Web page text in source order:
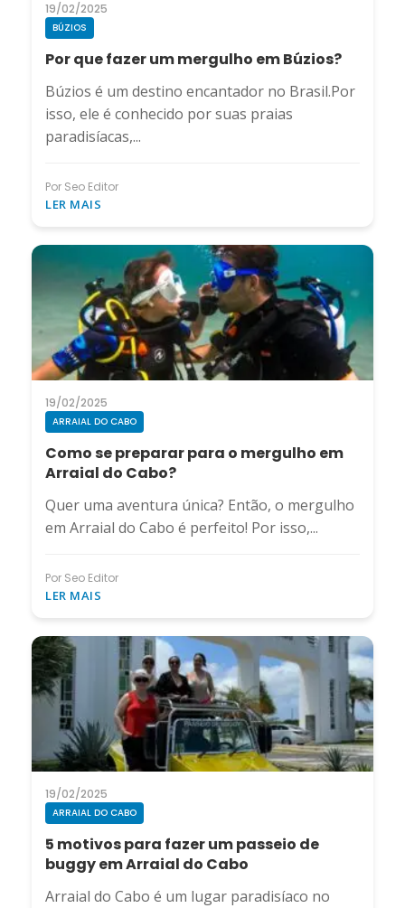
19/02/2025
BÚZIOS
Por que fazer um mergulho em Búzios?
Búzios é um destino encantador no Brasil.Por
isso, ele é conhecido por suas praias
paradisíacas,...
Por Seo Editor
LER MAIS
19/02/2025
ARRAIAL DO CABO
Como se preparar para o mergulho em
Arraial do Cabo?
Quer uma aventura única? Então, o mergulho
em Arraial do Cabo é perfeito! Por isso,...
Por Seo Editor
LER MAIS
19/02/2025
ARRAIAL DO CABO
5 motivos para fazer um passeio de
buggy em Arraial do Cabo
Arraial do Cabo é um lugar paradisíaco no